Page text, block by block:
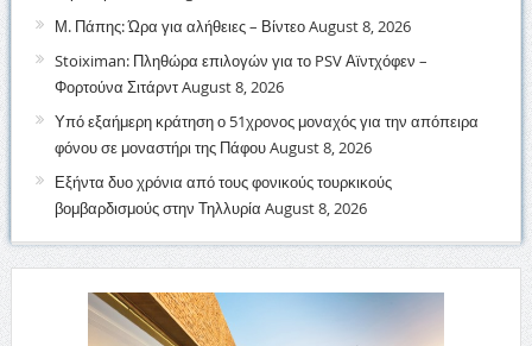
Μ. Πάπης: Ώρα για αλήθειες – ΒίντεοAugust 8, 2026
Stoiximan: Πληθώρα επιλογών για το PSV Αϊντχόφεν –
Φορτούνα ΣιτάρντAugust 8, 2026
Υπό εξαήμερη κράτηση ο 51χρονος μοναχός για την απόπειρα
φόνου σε μοναστήρι της ΠάφουAugust 8, 2026
Εξήντα δυο χρόνια από τους φονικούς τουρκικούς
βομβαρδισμούς στην Τηλλυρία August 8, 2026